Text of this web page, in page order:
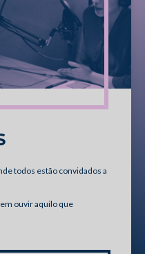
todos estão convidados a
ouvir aquilo que